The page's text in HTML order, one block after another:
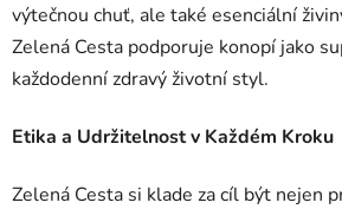
výtečnou chuť, ale také esenciální
Zelená Cesta podporuje konopí jako
každodenní zdravý životní styl.
Etika a Udržitelnost v Každém Kroku
Zelená Cesta si klade za cíl být nejen